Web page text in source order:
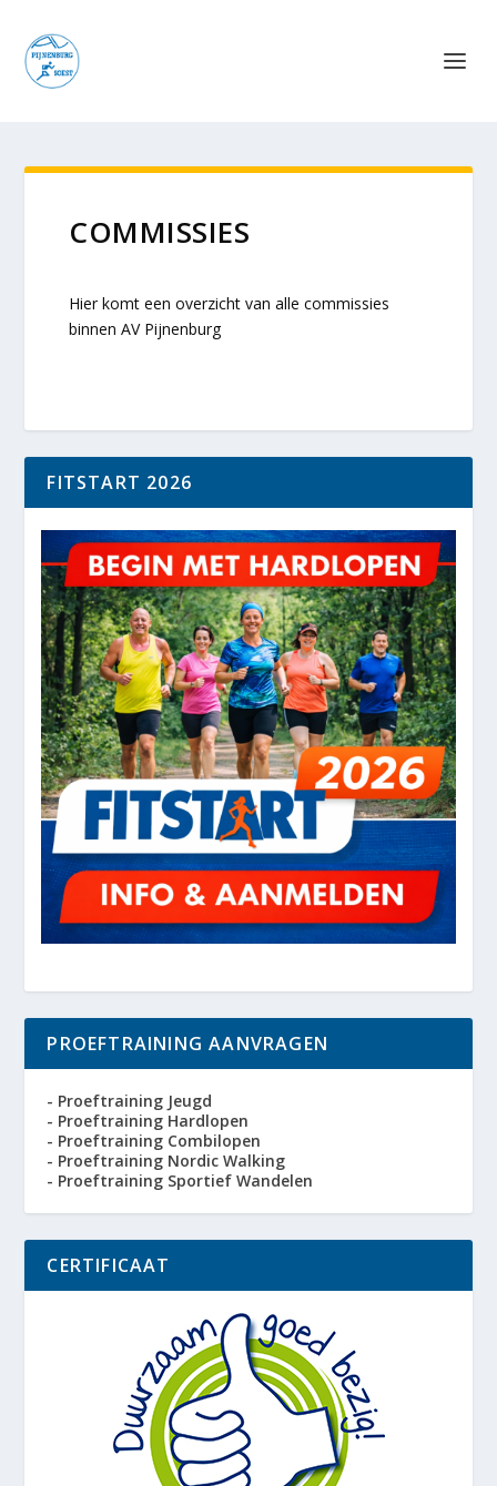
COMMISSIES
Hier komt een overzicht van alle commissies
binnen AV Pijnenburg
FITSTART 2026
PROEFTRAINING AANVRAGEN
- Proeftraining Jeugd
- Proeftraining Hardlopen
- Proeftraining Combilopen
- Proeftraining Nordic Walking
- Proeftraining Sportief Wandelen
CERTIFICAAT